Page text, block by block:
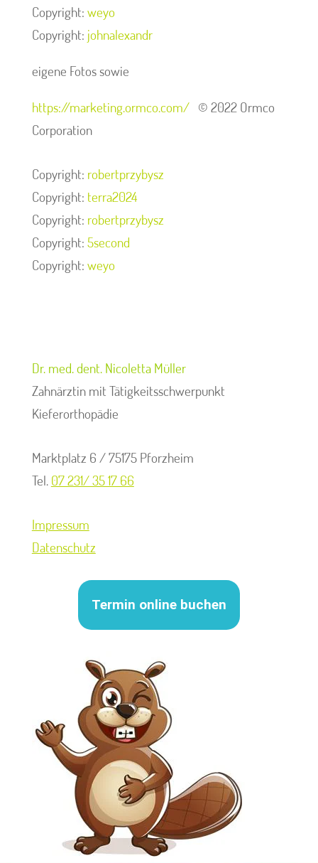
Copyright: weyo
Copyright: johnalexandr
eigene Fotos sowie
https://marketing.ormco.com/© 2022 Ormco
Corporation
Copyright: robertprzybysz
Copyright: terra2024
Copyright: robertprzybysz
Copyright: 5second
Copyright: weyo
Dr. med. dent. Nicoletta Müller
Zahnärztin mit Tätigkeitsschwerpunkt
Kieferorthopädie
Marktplatz 6 / 75175 Pforzheim
Tel. 07 231/ 35 17 66
Impressum
Datenschutz
Termin online buchen